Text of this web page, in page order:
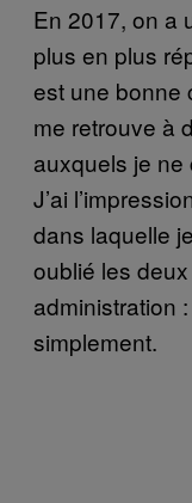
En 2017, on a
plus en plus
est une bonne
me retrouve à
auxquels je
J’ai
dans laquelle
oublié les
administration
simplement.